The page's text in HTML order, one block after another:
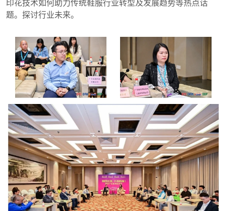
印花技术如何助力传统鞋服行业转型及发展趋势等热点话
题。探讨行业未来。